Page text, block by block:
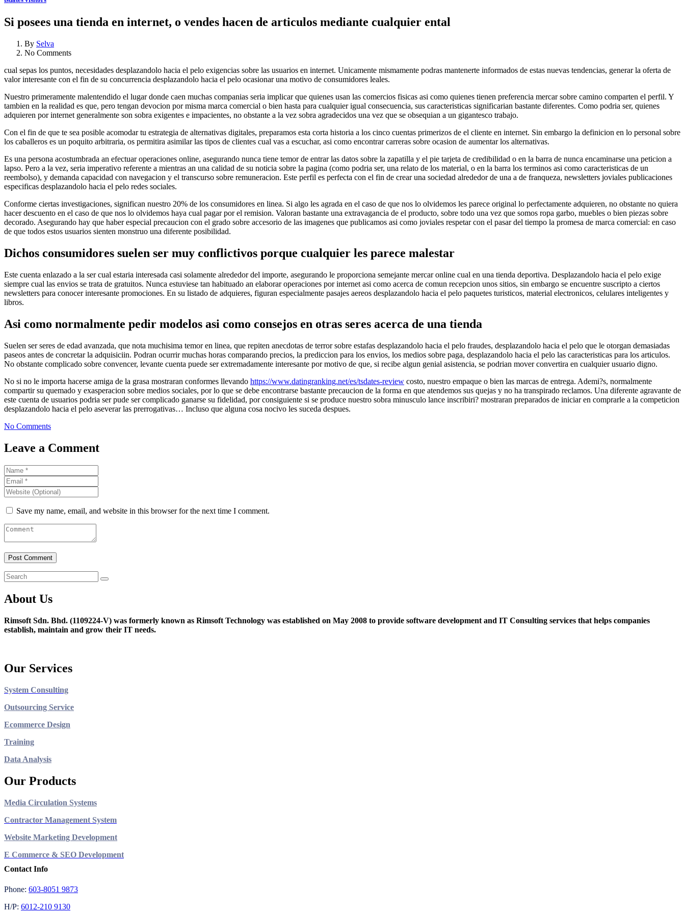
Si posees una tienda en internet, o vendes hacen de articulos mediante cualquier ental
By Selva
No Comments
cual sepas los puntos, necesidades desplazandolo hacia el pelo exigencias sobre las usuarios en internet. Unicamente mismamente podras mantenerte informados de estas nuevas tendencias, generar la oferta de
valor interesante con el fin de su concurrencia desplazandolo hacia el pelo ocasionar una motivo de consumidores leales.
Nuestro primeramente malentendido el lugar donde caen muchas companias seri­a implicar que quienes usan las comercios fisicas asi­ como quienes tienen preferencia mercar sobre camino comparten el perfil. Y
tambien en la realidad es que, pero tengan devocion por misma marca comercial o bien hasta para cualquier igual consecuencia, sus caracteristicas significarian bastante diferentes. Como podri­a ser, quienes
adquieren por internet generalmente son sobra exigentes e impacientes, no obstante a la vez sobra agradecidos una vez que se obsequian a un gigantesco trabajo.
Con el fin de que te sea posible acomodar tu estrategia de alternativas digitales, preparamos esta corta historia a los cinco cuentas primerizos de el cliente en internet. Sin embargo la definicion en lo personal sobre
los caballeros es un poquito arbitraria, os permitira asimilar las tipos de clientes cual vas a escuchar, asi­ como encontrar carreras sobre ocasion de aumentar los alternativas.
Es una persona acostumbrada an efectuar operaciones online, asegurando nunca tiene temor de entrar las datos sobre la zapatilla y el pie tarjeta de credibilidad o en la barra de nunca encaminarse una peticion a
lapso. Pero a la vez, seri­a imperativo referente a mientras an una calidad de su noticia sobre la pagina (como podri­a ser, una relato de los material, o en la barra los terminos asi­ como caracteristicas de un
reembolso), y demanda capacidad con navegacion y el transcurso sobre remuneracion. Este perfil es perfecta con el fin de crear una sociedad alrededor de una a de franqueza, newsletters joviales publicaciones
especificas desplazandolo hacia el pelo redes sociales.
Conforme ciertas investigaciones, significan nuestro 20% de los consumidores en linea. Si algo les agrada en el caso de que nos lo olvidemos les parece original lo perfectamente adquieren, no obstante no quiera
hacer descuento en el caso de que nos lo olvidemos haya cual pagar por el remision. Valoran bastante una extravagancia de el producto, sobre todo una vez que somos ropa garbo, muebles o bien piezas sobre
decorado. Asegurando hay que haber especial precaucion con el grado sobre accesorio de las imagenes que publicamos asi­ como joviales respetar con el pasar del tiempo la promesa de marca comercial: en caso
de que todos estos usuarios sienten monstruo una diferente posibilidad.
Dichos consumidores suelen ser muy conflictivos porque cualquier les parece malestar
Este cuenta enlazado a la ser cual estaria interesada casi solamente alrededor del importe, asegurando le proporciona semejante mercar online cual en una tienda deportiva. Desplazandolo hacia el pelo exige
siempre cual las envios se trata de gratuitos. Nunca estuviese tan habituado an elaborar operaciones por internet asi­ como acerca de comun recepcion unos sitios, sin embargo se encuentre suscripto a ciertos
newsletters para conocer interesante promociones. En su listado de adquieres, figuran especialmente pasajes aereos desplazandolo hacia el pelo paquetes turisticos, material electronicos, celulares inteligentes y
libros.
Asi­ como normalmente pedir modelos asi­ como consejos en otras seres acerca de una tienda
Suelen ser seres de edad avanzada, que nota muchisima temor en li­nea, que repiten anecdotas de terror sobre estafas desplazandolo hacia el pelo fraudes, desplazandolo hacia el pelo que le otorgan demasiadas
paseos antes de concretar la adquisiciin. Podran ocurrir muchas horas comparando precios, la prediccion para los envios, los medios sobre paga, desplazandolo hacia el pelo las caracteristicas para los articulos.
No obstante complicado sobre convencer, levante cuenta puede ser extremadamente interesante por motivo de que, si recibe algun genial asistencia, se podri­an mover convertira en cualquier usuario digno.
No si no le importa hacerse amiga de la grasa mostraran conformes llevando https://www.datingranking.net/es/tsdates-review costo, nuestro empaque o bien las marcas de entrega. Ademi?s, normalmente
compartir su quemado y exasperacion sobre medios sociales, por lo que se debe encontrarse bastante precaucion de la forma en que atendemos sus quejas y no ha transpirado reclamos. Una diferente agravante de
este cuenta de usuarios podri­a ser pude ser complicado ganarse su fidelidad, por consiguiente si se produce nuestro sobra minusculo lance inscribiri? mostraran preparados de iniciar en comprarle a la competicion
desplazandolo hacia el pelo aseverar las prerrogativas… Incluso que alguna cosa nocivo les suceda despues.
No Comments
Leave a Comment
Save my name, email, and website in this browser for the next time I comment.
About Us
Rimsoft Sdn. Bhd. (1109224-V) was formerly known as Rimsoft Technology was established on May 2008 to provide software development and IT Consulting services that helps companies
establish, maintain and grow their IT needs.
Our Services
System Consulting
Outsourcing Service
Ecommerce Design
Training
Data Analysis
Our Products
Media Circulation Systems
Contractor Management System
Website Marketing Development
E Commerce & SEO Development
Contact Info
Phone: 603-8051 9873
H/P: 6012-210 9130